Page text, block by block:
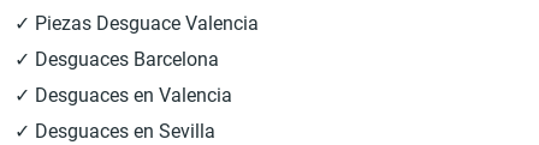
✓ Piezas Desguace Valencia
✓ Desguaces Barcelona
✓ Desguaces en Valencia
✓ Desguaces en Sevilla